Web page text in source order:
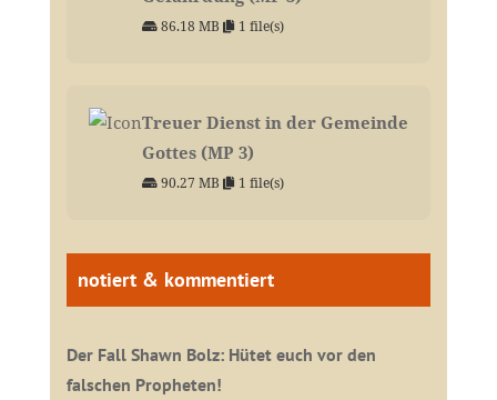
86.18 MB 1 file(s)
Treuer Dienst in der Gemeinde
Gottes (MP 3)
90.27 MB 1 file(s)
notiert & kommentiert
Der Fall Shawn Bolz: Hütet euch vor den
falschen Propheten!